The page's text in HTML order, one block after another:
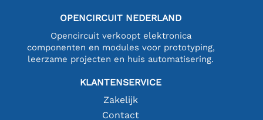
OPENCIRCUIT NEDERLAND
Opencircuit verkoopt elektronica
componenten en modules voor prototyping,
leerzame projecten en huis automatisering.
KLANTENSERVICE
Zakelijk
Contact